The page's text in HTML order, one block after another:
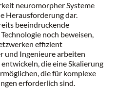
neuromorpher Systeme
Herausforderung dar.
beeindruckende
noch beweisen,
effizient
und Ingenieure arbeiten
die eine Skalierung
die für komplexe
erforderlich sind.